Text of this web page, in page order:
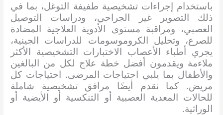
باستخدام إجراءات تشخيصية طفيفة التوغل، بما في
ذلك التصوير غير الجراحي، ودراسات التوصيل
العصبي، ومراقبة مستوى الأدوية العلاجية المضادة
للصرع، وتحليل الكروموسومات للدراسات الجينية،
يجري أطباء الأعصاب الاختبارات التشخيصية الأكثر
ملاءمة ويقدمون أفضل خطة علاج لكل من البالغين
والأطفال بما يلبي احتياجات المرضى. احتياجات كل
مريض. كما نقدم أيضًا مرافق تشخيصية شاملة
للحالات المعدية العصبية أو التنكسية أو الأيضية أو
الوراثية.